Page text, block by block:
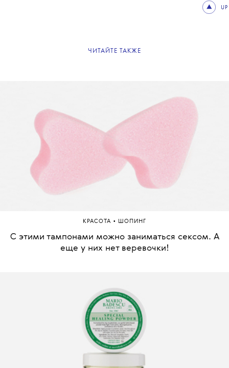
UP
ЧИТАЙТЕ ТАКЖЕ
КРАСОТА • ШОПИНГ
С этими тампонами можно заниматься сексом. А
еще у них нет веревочки!